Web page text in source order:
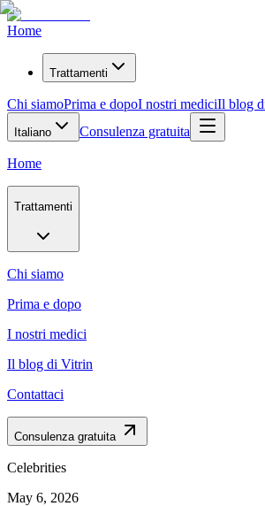
Home
Trattamenti
Chi siamoPrima e dopoI nostri mediciIl blog
Italiano Consulenza gratuita
Home
Trattamenti
Chi siamo
Prima e dopo
I nostri medici
Il blog di Vitrin
Contattaci
Consulenza gratuita
Celebrities
May 6, 2026